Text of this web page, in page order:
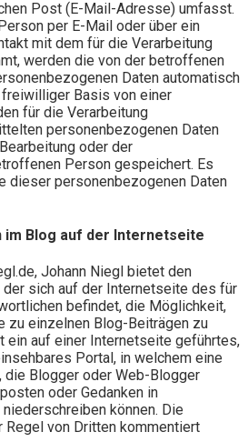
Post (E-Mail-Adresse) umfasst.
per E-Mail oder über ein
mit dem für die Verarbeitung
werden die von der betroffenen
Daten automatisch
Basis von einer
für die Verarbeitung
personenbezogenen Daten
oder der
Person gespeichert. Es
dieser personenbezogenen Daten
im Blog auf der Internetseite
Johann Niegl bietet den
der sich auf der Internetseite des für
befindet, die Möglichkeit,
zu einzelnen Blog-Beiträgen zu
ein auf einer Internetseite geführtes,
Portal, in welchem eine
die Blogger oder Web-Blogger
oder Gedanken in
können. Die
Regel von Dritten kommentiert